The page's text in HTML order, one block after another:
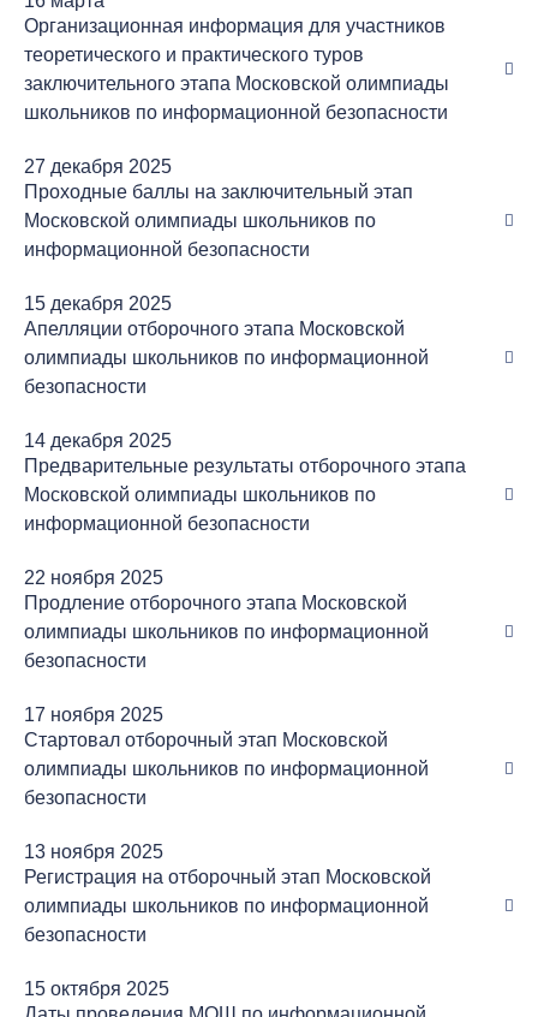
Организационная информация для участников
теоретического и практического туров
заключительного этапа Московской олимпиады
школьников по информационной безопасности
27 декабря 2025
Проходные баллы на заключительный этап
Московской олимпиады школьников по
информационной безопасности
15 декабря 2025
Апелляции отборочного этапа Московской
олимпиады школьников по информационной
безопасности
14 декабря 2025
Предварительные результаты отборочного этапа
Московской олимпиады школьников по
информационной безопасности
22 ноября 2025
Продление отборочного этапа Московской
олимпиады школьников по информационной
безопасности
17 ноября 2025
Стартовал отборочный этап Московской
олимпиады школьников по информационной
безопасности
13 ноября 2025
Регистрация на отборочный этап Московской
олимпиады школьников по информационной
безопасности
15 октября 2025